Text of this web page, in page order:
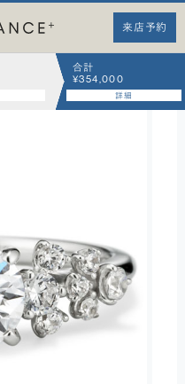
来店予約
合計
¥354,000
詳細